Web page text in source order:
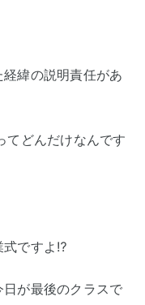
緯の説明責任があ
てどんだけなんです
式ですよ⁉️
が最後のクラスで